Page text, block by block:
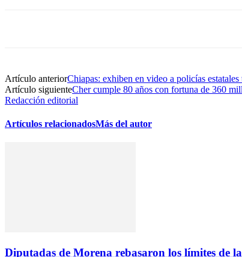
Artículo anteriorChiapas: exhiben en video a policías
Artículo siguienteCher cumple 80 años con fortuna de 360
Redacción editorial
Artículos relacionadosMás del autor
Diputadas de Morena rebasaron los límites de